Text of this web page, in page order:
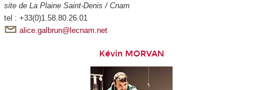
site de La Plaine Saint-Denis / Cnam
tel : +33(0)1.58.80.26.01
alice.galbrun@lecnam.net
Kévin MORVAN